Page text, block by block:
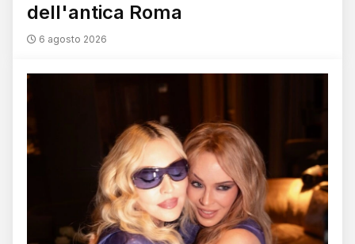
dell'antica Roma
6 agosto 2026